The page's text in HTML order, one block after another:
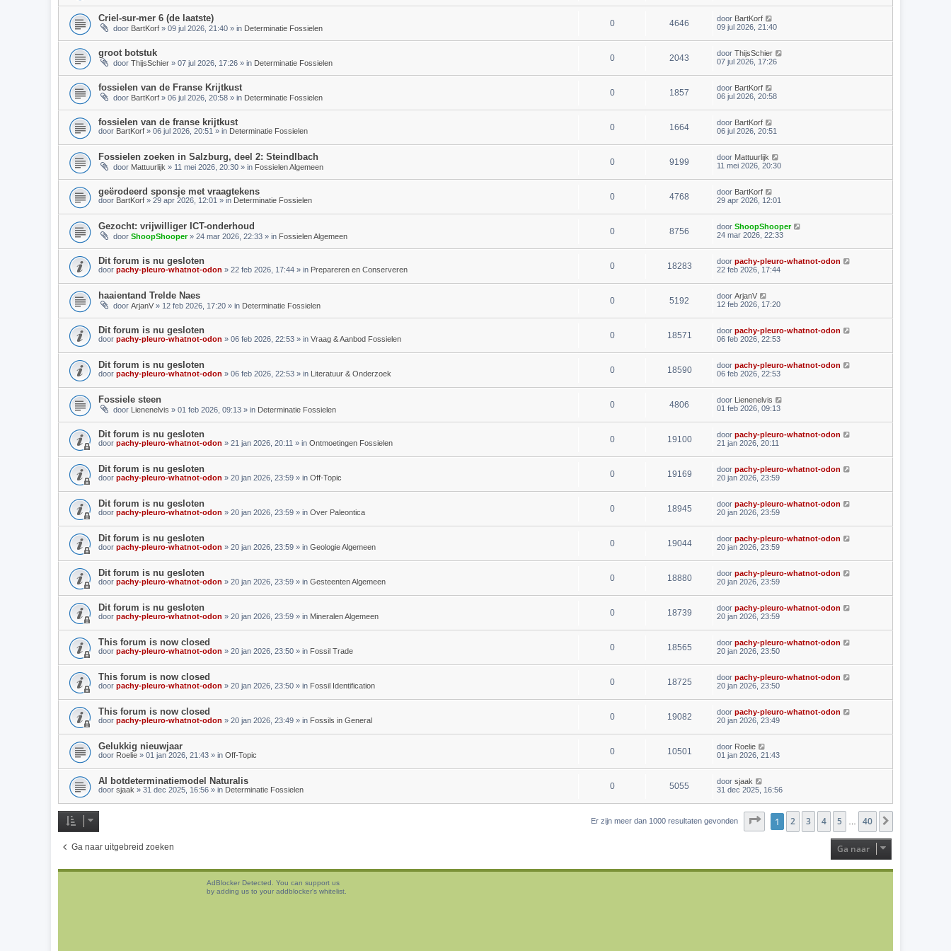
Criel-sur-mer 6 (de laatste)
door BartKorf » 09 jul 2026, 21:40 » in Determinatie Fossielen 0 4646 door BartKorf
09 jul 2026, 21:40
groot botstuk
door ThijsSchier » 07 jul 2026, 17:26 » in Determinatie Fossielen 0 2043 door ThijsSchier
07 jul 2026, 17:26
fossielen van de Franse Krijtkust
door BartKorf » 06 jul 2026, 20:58 » in Determinatie Fossielen 0 1857 door BartKorf
06 jul 2026, 20:58
fossielen van de franse krijtkust
door BartKorf » 06 jul 2026, 20:51 » in Determinatie Fossielen 0 1664 door BartKorf
06 jul 2026, 20:51
Fossielen zoeken in Salzburg, deel 2: Steindlbach
door Mattuurlijk » 11 mei 2026, 20:30 » in Fossielen Algemeen 0 9199 door Mattuurlijk
11 mei 2026, 20:30
geërodeerd sponsje met vraagtekens
door BartKorf » 29 apr 2026, 12:01 » in Determinatie Fossielen 0 4768 door BartKorf
29 apr 2026, 12:01
Gezocht: vrijwilliger ICT-onderhoud
door ShoopShooper» 24 mar 2026, 22:33 » in Fossielen Algemeen 0 8756 door ShoopShooper
24 mar 2026, 22:33
Dit forum is nu gesloten
door pachy-pleuro-whatnot-odon » 22 feb 2026, 17:44 » in Prepareren en Conserveren 0 18283 door pachy-pleuro-whatnot-odon
22 feb 2026, 17:44
haaientand Trelde Naes
door ArjanV » 12 feb 2026, 17:20 » in Determinatie Fossielen 0 5192 door ArjanV
12 feb 2026, 17:20
Dit forum is nu gesloten
door pachy-pleuro-whatnot-odon » 06 feb 2026, 22:53 » in Vraag & Aanbod Fossielen 0 18571 door pachy-pleuro-whatnot-odon
06 feb 2026, 22:53
Dit forum is nu gesloten
door pachy-pleuro-whatnot-odon » 06 feb 2026, 22:53 » in Literatuur & Onderzoek 0 18590 door pachy-pleuro-whatnot-odon
06 feb 2026, 22:53
Fossiele steen
door Lienenelvis » 01 feb 2026, 09:13 » in Determinatie Fossielen 0 4806 door Lienenelvis
01 feb 2026, 09:13
Dit forum is nu gesloten
door pachy-pleuro-whatnot-odon » 21 jan 2026, 20:11 » in Ontmoetingen Fossielen 0 19100 door pachy-pleuro-whatnot-odon
21 jan 2026, 20:11
Dit forum is nu gesloten
door pachy-pleuro-whatnot-odon » 20 jan 2026, 23:59 » in Off-Topic 0 19169 door pachy-pleuro-whatnot-odon
20 jan 2026, 23:59
Dit forum is nu gesloten
door pachy-pleuro-whatnot-odon » 20 jan 2026, 23:59 » in Over Paleontica 0 18945 door pachy-pleuro-whatnot-odon
20 jan 2026, 23:59
Dit forum is nu gesloten
door pachy-pleuro-whatnot-odon » 20 jan 2026, 23:59 » in Geologie Algemeen 0 19044 door pachy-pleuro-whatnot-odon
20 jan 2026, 23:59
Dit forum is nu gesloten
door pachy-pleuro-whatnot-odon » 20 jan 2026, 23:59 » in Gesteenten Algemeen 0 18880 door pachy-pleuro-whatnot-odon
20 jan 2026, 23:59
Dit forum is nu gesloten
door pachy-pleuro-whatnot-odon » 20 jan 2026, 23:59 » in Mineralen Algemeen 0 18739 door pachy-pleuro-whatnot-odon
20 jan 2026, 23:59
This forum is now closed
door pachy-pleuro-whatnot-odon » 20 jan 2026, 23:50 » in Fossil Trade 0 18565 door pachy-pleuro-whatnot-odon
20 jan 2026, 23:50
This forum is now closed
door pachy-pleuro-whatnot-odon » 20 jan 2026, 23:50 » in Fossil Identification 0 18725 door pachy-pleuro-whatnot-odon
20 jan 2026, 23:50
This forum is now closed
door pachy-pleuro-whatnot-odon » 20 jan 2026, 23:49 » in Fossils in General 0 19082 door pachy-pleuro-whatnot-odon
20 jan 2026, 23:49
Gelukkig nieuwjaar
door Roelie » 01 jan 2026, 21:43 » in Off-Topic 0 10501 door Roelie
01 jan 2026, 21:43
AI botdeterminatiemodel Naturalis
door sjaak » 31 dec 2025, 16:56 » in Determinatie Fossielen 0 5055 door sjaak
31 dec 2025, 16:56
Er zijn meer dan 1000 resultaten gevonden Pagina1 van 40
1 2 3 4 5 40
Ga naar uitgebreid zoeken Ga naar
AdBlocker Detected. You can support us
by adding us to your addblocker's whitelist.